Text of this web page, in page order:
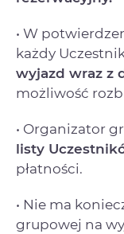
• W
każdy
wyjazd wraz z
możliwość
• Organizator
listy
płatności.
• Nie ma
grupowej na